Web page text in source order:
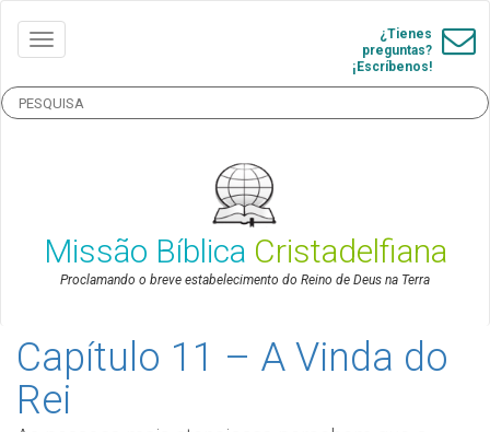
¿Tienes
preguntas?
¡Escríbenos!
Missão Bíblica Cristadelfiana
Proclamando o breve estabelecimento do Reino de Deus na Terra
Capítulo 11 – A Vinda do
Rei